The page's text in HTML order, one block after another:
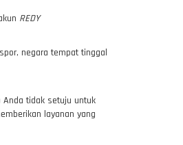
REDY
negara tempat tinggal
Anda tidak setuju untuk
layanan yang